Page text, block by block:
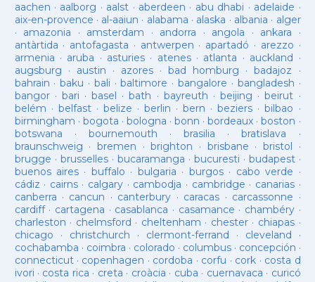
aachen · aalborg · aalst · aberdeen · abu dhabi · adelaide ·
aix-en-provence · al-aaiun · alabama · alaska · albania · alger
· amazonia · amsterdam · andorra · angola · ankara ·
antàrtida · antofagasta · antwerpen · apartadó · arezzo ·
armenia · aruba · asturies· atenes· atlanta · auckland ·
augsburg · austin · azores·bad homburg ·badajoz ·
bahrain ·baku · bali ·baltimore ·bangalore · bangladesh ·
bangor· bari ·basel ·bath · bayreuth ·beijing ·beirut ·
belém · belfast· belize · berlin ·bern ·beziers ·bilbao ·
birmingham · bogota · bologna ·bonn ·bordeaux ·boston ·
botswana · bournemouth ·brasilia ·bratislava ·
braunschweig · bremen ·brighton · brisbane · bristol ·
brugge · brusselles· bucaramanga · bucuresti · budapest·
buenos aires· buffalo · bulgaria · burgos· cabo verde ·
cádiz · cairns· calgary · cambodja · cambridge · canarias·
canberra · cancun · canterbury · caracas · carcassonne ·
cardiff· cartagena · casablanca · casamance · chambéry·
charleston · chelmsford · cheltenham · chester· chiapas ·
chicago · christchurch · clermont-ferrand · cleveland ·
cochabamba · coimbra · colorado · columbus· concepción ·
connecticut· copenhagen · cordoba · corfu · cork · costa d
ivori · costa rica · creta · croàcia · cuba · cuernavaca · curicó